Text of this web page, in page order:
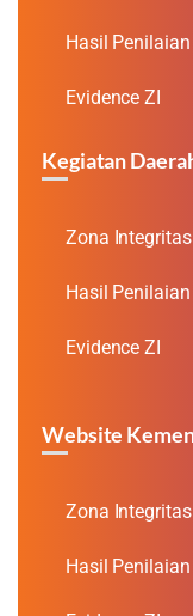
Hasil Penilaian
Evidence ZI
Kegiatan
Zona Integritas
Hasil Penilaian
Evidence ZI
Website
Zona Integritas
Hasil Penilaian